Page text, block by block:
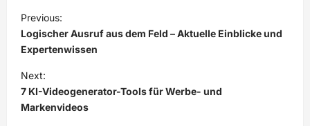
P
o
s
t
n
a
Previous:
Logischer Ausruf aus dem Feld – Aktuelle Einblicke und
Expertenwissen
Next:
7 KI-Videogenerator-Tools für Werbe- und
Markenvideos